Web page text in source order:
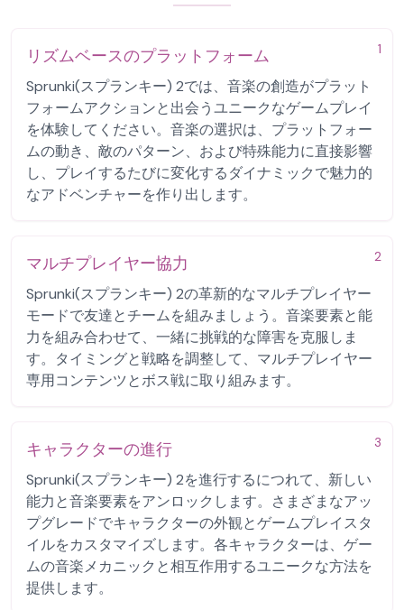
1
リズムベースのプラットフォーム
Sprunki(スプランキー) 2では、音楽の創造がプラット
フォームアクションと出会うユニークなゲームプレイ
を体験してください。音楽の選択は、プラットフォー
ムの動き、敵のパターン、および特殊能力に直接影響
し、プレイするたびに変化するダイナミックで魅力的
なアドベンチャーを作り出します。
2
マルチプレイヤー協力
Sprunki(スプランキー) 2の革新的なマルチプレイヤー
モードで友達とチームを組みましょう。音楽要素と能
力を組み合わせて、一緒に挑戦的な障害を克服しま
す。タイミングと戦略を調整して、マルチプレイヤー
専用コンテンツとボス戦に取り組みます。
3
キャラクターの進行
Sprunki(スプランキー) 2を進行するにつれて、新しい
能力と音楽要素をアンロックします。さまざまなアッ
プグレードでキャラクターの外観とゲームプレイスタ
イルをカスタマイズします。各キャラクターは、ゲー
ムの音楽メカニックと相互作用するユニークな方法を
提供します。